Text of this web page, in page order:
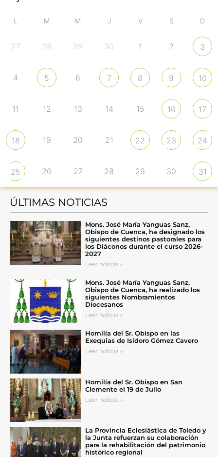
L M M J V S D
27 28 29 30 1 2 3
4 5 6 7 8 9 10
11 12 13 14 15 16 17
18 19 20 21 22 23 24
25 26 27 28 29 30 31
ÚLTIMAS NOTICIAS
Mons. José María Yanguas Sanz,
Obispo de Cuenca, ha designado los
siguientes destinos pastorales para
los Diáconos durante el curso 2026-
2027
Leer noticia »
Mons. José María Yanguas Sanz,
Obispo de Cuenca, ha realizado los
siguientes Nombramientos
Diocesanos
Leer noticia »
Homilía del Sr. Obispo en las
Exequias de Isidoro Gómez Cavero
Leer noticia »
Homilía del Sr. Obispo en San
Clemente el 19 de Julio
Leer noticia »
La Provincia Eclesiástica de Toledo y
la Junta refuerzan su colaboración
para la rehabilitación del patrimonio
histórico regional